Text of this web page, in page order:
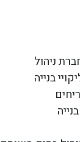
ניהול
בנייה